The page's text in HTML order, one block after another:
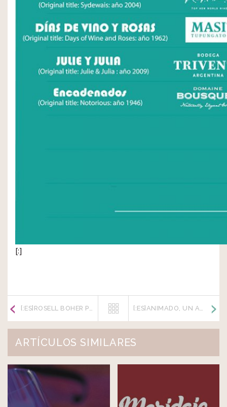
[:]
[:ES]ROSELL BOHER PRESENTA SU GRAND CUVEE 70 MESES DE EDICIÓN LIMITADA[:] [:ES]ANIMADO, UN AGUARDIENTE DE UVA TORRONTÉS[:]
ARTÍCULOS SIMILARES